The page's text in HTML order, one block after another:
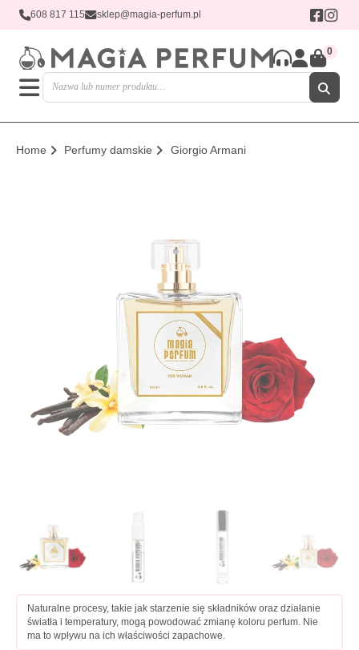
608 817 115 sklep@magia-perfum.pl
0
Home Perfumy damskie Giorgio Armani
Naturalne procesy, takie jak starzenie się składników oraz działanie
światła i temperatury, mogą powodować zmianę koloru perfum. Nie
ma to wpływu na ich właściwości zapachowe.